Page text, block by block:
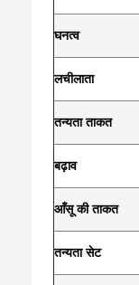
घनत्व
लचीलाता
तन्यता ताकत
बढ़ाव
आँसू की ताकत
तन्यता सेट